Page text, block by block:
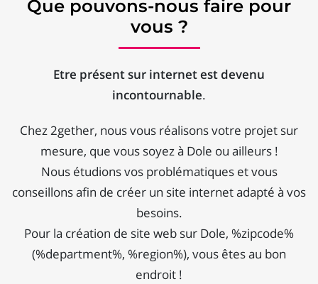
Que pouvons-nous faire pour
vous ?
Etre présent sur internet est devenu
incontournable.
Chez 2gether, nous vous réalisons votre projet sur
mesure, que vous soyez à Dole ou ailleurs !
Nous étudions vos problématiques et vous
conseillons afin de créer un site internet adapté à vos
besoins.
Pour la création de site web sur Dole, %zipcode%
(%department%, %region%), vous êtes au bon
endroit !